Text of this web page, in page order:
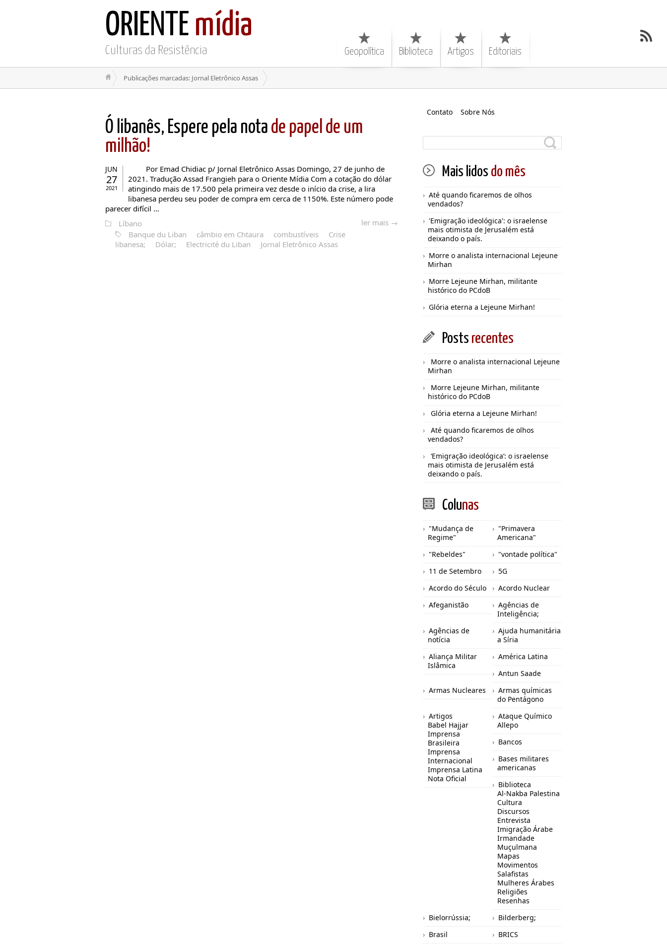
ORIENTE mídia
Culturas da Resistência Geopolítica Biblioteca Artigos Editoriais
Publicações marcadas: Jornal Eletrônico Assas
Ó libanês, Espere pela nota de papel de um
milhão!
JUN
27
2021
Por Emad Chidiac p/ Jornal Eletrônico Assas Domingo, 27 de junho de
2021. Tradução Assad Frangieh para o Oriente Mídia Com a cotação do dólar
atingindo mais de 17.500 pela primeira vez desde o início da crise, a lira
libanesa perdeu seu poder de compra em cerca de 1150%. Este número pode
parecer difícil ...
ler mais →
Líbano
Banque du Liban
câmbio em Chtaura combustíveis
Crise
libanesa;
Dólar; Electricité du Liban Jornal Eletrônico Assas
Contato Sobre Nós
Mais lidos do mês
Até quando ficaremos de olhos
vendados?
'Emigração ideológica': o israelense
mais otimista de Jerusalém está
deixando o país.
Morre o analista internacional Lejeune
Mirhan
Morre Lejeune Mirhan, militante
histórico do PCdoB
Glória eterna a Lejeune Mirhan!
Posts recentes
Morre o analista internacional Lejeune
Mirhan
Morre Lejeune Mirhan, militante
histórico do PCdoB
Glória eterna a Lejeune Mirhan!
Até quando ficaremos de olhos
vendados?
‘Emigração ideológica’: o israelense
mais otimista de Jerusalém está
deixando o país.
Colunas
"Mudança de
Regime"
"Primavera
Americana"
"Rebeldes"
"vontade política"
11 de Setembro
5G
Acordo do Século
Acordo Nuclear
Afeganistão
Agências de
Inteligência;
Agências de
notícia
Ajuda humanitária
a Síria
Aliança Militar
Islâmica
América Latina
Antun Saade
Armas Nucleares
Armas químicas
do Pentágono
Artigos
Babel Hajjar
Imprensa
Brasileira
Imprensa
Internacional
Imprensa Latina
Nota Oficial
Ataque Químico
Allepo
Bancos
Bases militares
americanas
Biblioteca
Al-Nakba Palestina
Cultura
Discursos
Entrevista
Imigração Árabe
Irmandade
Muçulmana
Mapas
Movimentos
Salafistas
Mulheres Árabes
Religiões
Resenhas
Bielorrússia;
Bilderberg;
Brasil
BRICS